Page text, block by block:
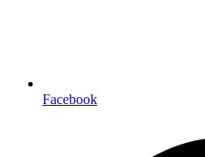
Facebook